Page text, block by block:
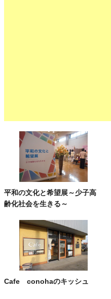
平和の文化と希望展～少子高
齢化社会を生きる～
Cafe conohaのキッシュ